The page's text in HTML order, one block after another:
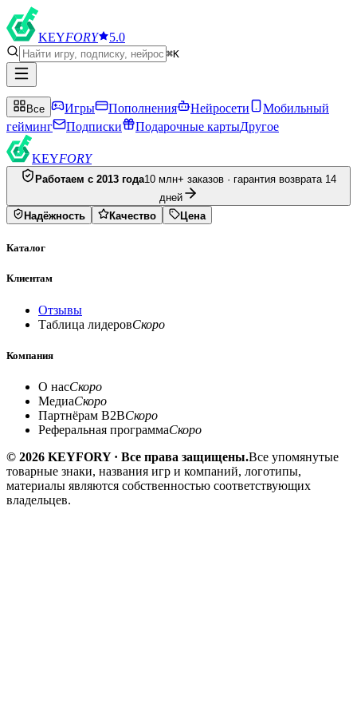
KEYFORY 5.0
⌘K
Все Игры Пополнения Нейросети
Мобильный
гейминг
Подписки Подарочные картыДругое
KEYFORY
Работаем с 2013 года10 млн+ заказов · гарантия возврата 14
дней
Надёжность
Качество Цена
Каталог
Клиентам
Отзывы
Таблица лидеровСкоро
Компания
О насСкоро
МедиаСкоро
Партнёрам B2BСкоро
Реферальная программаСкоро
© 2026 KEYFORY · Все права защищены.Все упомянутые
товарные знаки, названия игр и компаний, логотипы,
материалы являются собственностью соответствующих
владельцев.